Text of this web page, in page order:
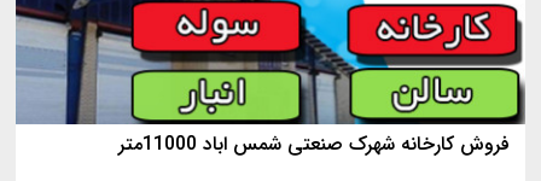
فروش کارخانه شهرک صنعتی شمس اباد 11000متر